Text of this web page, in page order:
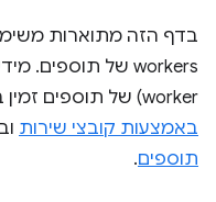
worker) של תוספים זמין במדריך
באמצעות קובצי שירות
תוספים.